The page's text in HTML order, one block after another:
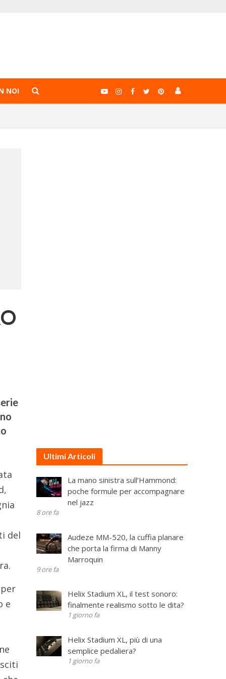
NOI
del
e
Ultimi Articoli
La mano sinistra sull’Hammond:
poche formule per accompagnare
nel jazz
8 ore fa
Audeze MM-520, la cuffia planare
che porta la firma di Manny
Marroquin
9 ore fa
Helix Stadium XL, il test sonoro:
finalmente realismo sotto le dita?
1 giorno fa
Helix Stadium XL, più di una
semplice pedaliera?
1 giorno fa